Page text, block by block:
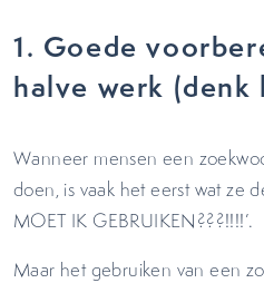
1. Goede
halve werk (denk
Wanneer mensen een
doen, is vaak het eerst wat ze
MOET IK GEBRUIKEN???!!!!’.
Maar het gebruiken van een